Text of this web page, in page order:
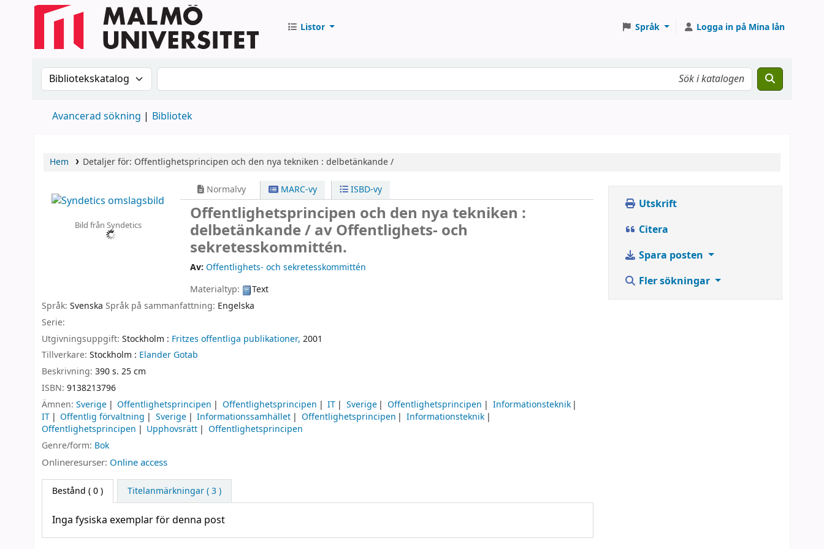
Listor Språk Logga in på Mina lån
Sök i katalogen efter:Sök i katalogen
Avancerad sökning Bibliotek
Hem Detaljer för: Offentlighetsprincipen och den nya tekniken : delbetänkande /
Bild från Syndetics
Normalvy MARC-vy ISBD-vy
Offentlighetsprincipen och den nya tekniken :
delbetänkande /av Offentlighets- och
sekretesskommittén.
Av: Offentlighets- och sekretesskommittén
Materialtyp:
Text
Språk: Svenska Språk på sammanfattning: Engelska
Serie:
Utgivningsuppgift: Stockholm : Fritzes offentliga publikationer, 2001
Tillverkare: Stockholm : Elander Gotab
Beskrivning: 390 s. 25 cm
ISBN: 9138213796
Ämnen: Sverige Offentlighetsprincipen Offentlighetsprincipen IT Sverige Offentlighetsprincipen
Informationsteknik
IT
Offentlig förvaltning Sverige Informationssamhället Offentlighetsprincipen
Informationsteknik
Offentlighetsprincipen
Upphovsrätt
Offentlighetsprincipen
Genre/form: Bok
Onlineresurser: Online access
Bestånd ( 0 ) Titelanmärkningar ( 3 )
Inga fysiska exemplar för denna post
Utskrift
Citera
Spara posten
Fler sökningar